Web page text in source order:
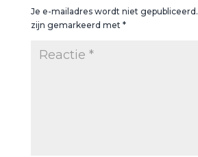
Je e-mailadres wordt niet gepubliceerd.
zijn gemarkeerd met *